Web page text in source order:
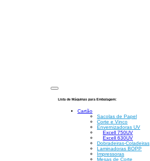
Lista de Máquinas para Embalagem:
Cartão
Sacolas de Papel
Corte e Vinco
Envernizadoras UV
Excell 750UV
Excell 630UV
Dobradeiras-Coladeiras
Laminadoras BOPP
Impressoras
Mesas de Corte